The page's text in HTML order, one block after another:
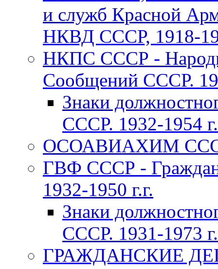
и служб Красной
НКВД СССР, 1918-
НКПС СССР -
Сообщений СССР.
Знаки
СССР. 1932-1954
ОСОАВИАХИМ СССР
ГВФ СССР -
1932-1950 г.г.
Знаки
СССР. 1931-1973
ГРАЖДАНСКИЕ